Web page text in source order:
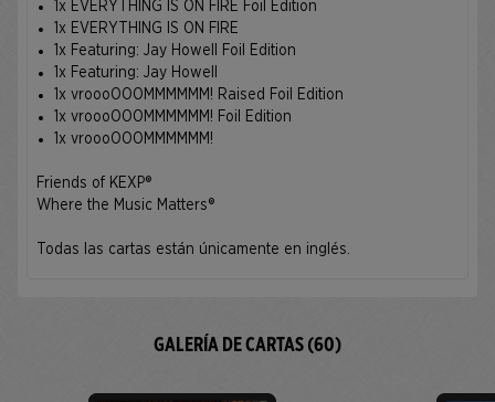
1x EVERYTHING IS ON FIRE Foil Edition
1x EVERYTHING IS ON FIRE
1x Featuring: Jay Howell Foil Edition
1x Featuring: Jay Howell
1x vroooOOOMMMMMM! Raised Foil Edition
1x vroooOOOMMMMMM! Foil Edition
1x vroooOOOMMMMMM!
Friends of KEXP®
Where the Music Matters®
Todas las cartas están únicamente en inglés.
GALERÍA DE CARTAS (60)